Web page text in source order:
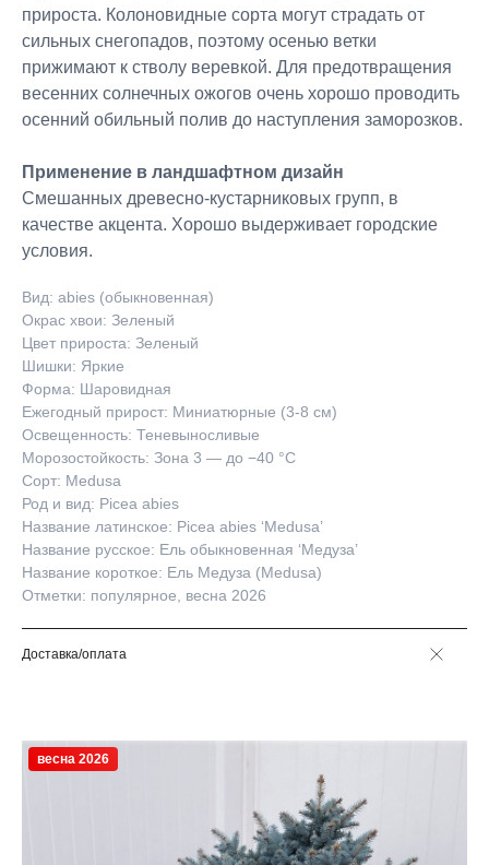
прироста. Колоновидные сорта могут страдать от
сильных снегопадов, поэтому осенью ветки
прижимают к стволу веревкой. Для предотвращения
весенних солнечных ожогов очень хорошо проводить
осенний обильный полив до наступления заморозков.
Применение в ландшафтном дизайн
Смешанных древесно-кустарниковых групп, в
качестве акцента. Хорошо выдерживает городские
условия.
Вид: abies (обыкновенная)
Окрас хвои: Зеленый
Цвет прироста: Зеленый
Шишки: Яркие
Форма: Шаровидная
Ежегодный прирост: Миниатюрные (3-8 см)
Освещенность: Теневыносливые
Морозостойкость: Зона 3 — до −40 °C
Сорт: Medusa
Род и вид: Picea abies
Название латинское: Picea abies ‘Medusa’
Название русское: Ель обыкновенная ‘Медуза’
Название короткое: Ель Медуза (Medusa)
Отметки: популярное, весна 2026
Доставка/оплата
весна 2026